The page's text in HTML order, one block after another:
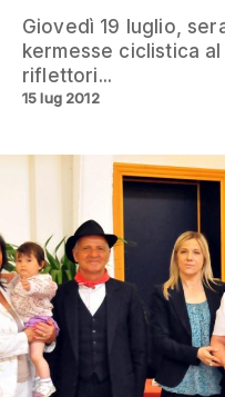
Giovedì 19 luglio,
kermesse ciclistica
riflettori...
15 lug 2012